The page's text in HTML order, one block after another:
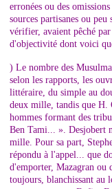
erronées ou des
sources partisanes ou
vérifier, avaient pêché
d'objectivité dont voici
) Le nombre des
selon les rapports, les
littéraire, du simple au
deux mille, tandis que H.
hommes formant des
Ben Tami... ». Desjobert
mille. Pour sa part,
répondu à l'appel... que
d'emporter, Mazagran ou
toujours, blanchissant au